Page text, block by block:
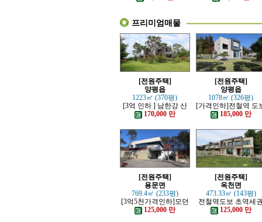
프리미엄매물
[전원주택]
양평읍
1223㎡ (370평)
[3억 인하 ] 남한강 산
책로 접한 최고급 전원
170,000 만
[전원주택]
양평읍
1078㎡ (326평)
[가격인하]전철역 도
강조망 되는 고급 전
185,000 만
[전원주택]
용문면
769.4㎡ (233평)
[3억5천가격인하]모던
하고 고급스러운 본채,
별채있는 전원주택
125,000 만
[전원주택]
옥천면
473.33㎡ (143평)
전철역도보 초역세
강조망 고급전원주
125,000 만